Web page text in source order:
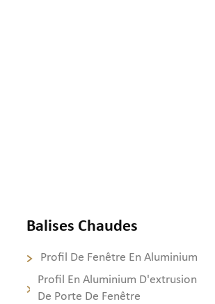
Balises Chaudes
Profil De Fenêtre En Aluminium
Profil En Aluminium D'extrusion
De Porte De Fenêtre